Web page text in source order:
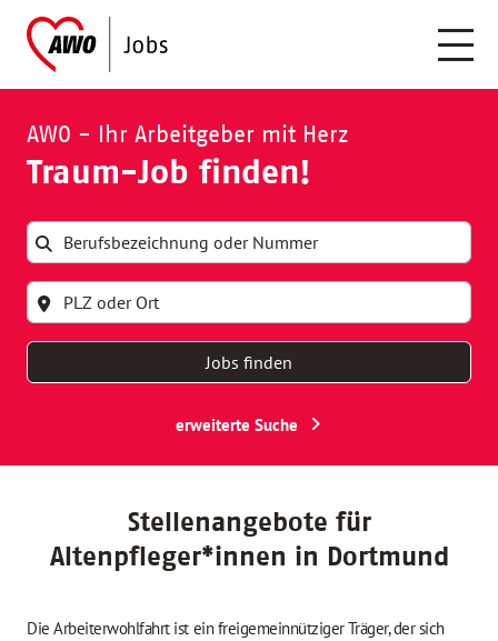
AWO - Ihr Arbeitgeber mit Herz
Traum-Job finden!
Jobs finden
erweiterte Suche
Stellenangebote für
Altenpfleger*innen in Dortmund
Die Arbeiterwohlfahrt ist ein freigemeinnütziger Träger, der sich